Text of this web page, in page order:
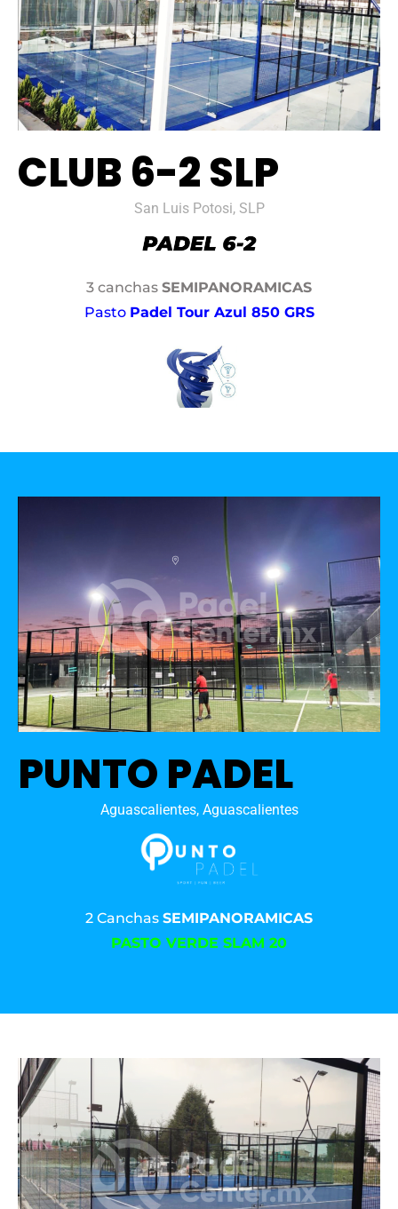
CLUB 6-2 SLP
San Luis Potosi, SLP
3 canchas SEMIPANORAMICAS
Pasto Padel Tour Azul 850 GRS
PUNTO PADEL
Aguascalientes, Aguascalientes
2 Canchas SEMIPANORAMICAS
PASTO VERDE SLAM 20